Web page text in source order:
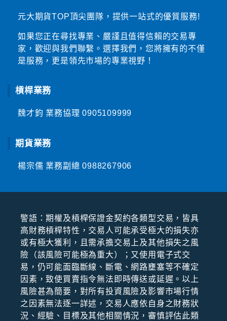
元大期貨TOP頂尖團隊，提供一站式的優質服務!
如果您正在尋找專業、嚴謹且值得信賴的交易專
家，歡迎與我們聯繫。選擇我們，您將擁有的不僅
是服務，更是領先市場的專業視野！
槓桿業務
魏才鈞 業務協理0905109999
期貨業務
楊宗儒 業務副總0988267906
警語：期權及槓桿保證⾦契約各類型交易，皆具
⾼財務槓桿特性，交易⼈可能承受極⼤的損失亦
或有極⼤獲利，且需承擔交易上及其他損失之風
險（該風險可能極為重⼤）；⼜使⽤電⼦式交
易，仍可能⾯臨斷線、斷電、網路壅塞等不確定
因素，致使買賣指令無法即時傳送或延遲。以上
風險甚為簡要，對所有投資風險及影響市場⾏情
之因素無法逐⼀詳述，交易⼈應依⾃⾝之財務狀
況、經驗、⽬標及其他相關情況，審慎評估此類